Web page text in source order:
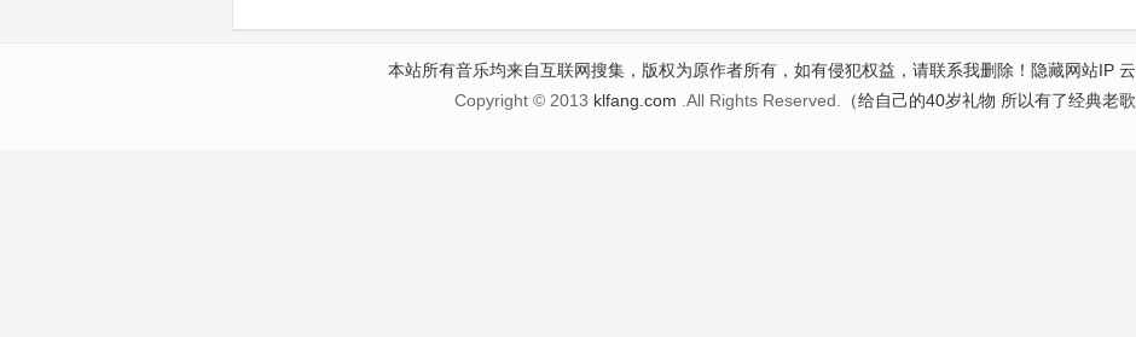
本站所有音乐均来自互联网搜集，版权为原作者所有，如有侵犯权益，请联系我删除！ 隐藏网站IP
Copyright © 2013 klfang.com .All Rights Reserved. （给自己的40岁礼物 所以有了经典老歌